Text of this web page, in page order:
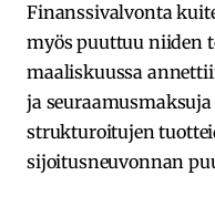
Finanssivalvonta
myös puuttuu niiden
maaliskuussa
ja
strukturoitujen
sijoitusneuvonnan